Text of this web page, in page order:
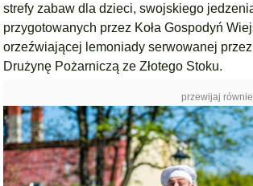
strefy zabaw dla dzieci, swojskiego
przygotowanych przez Koła Gospodyń
orzeźwiającej lemoniady serwowanej przez
Drużynę Pożarniczą ze Złotego Stoku.
przewijaj